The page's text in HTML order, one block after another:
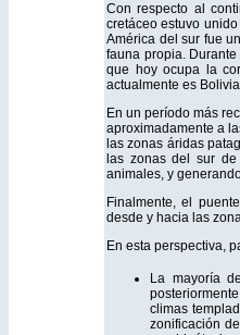
Con respecto al
cretáceo estuvo
América del sur fue
fauna propia.
que hoy ocupa la
actualmente es
En un período más
aproximadamente a
las zonas áridas
las zonas del sur
animales, y
Finalmente, el
desde y hacia las
En esta perspectiva,
La mayoría
climas
zonificación